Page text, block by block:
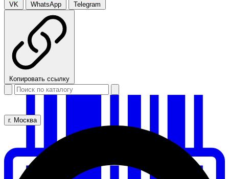
VK WhatsApp Telegram
Копировать ссылку